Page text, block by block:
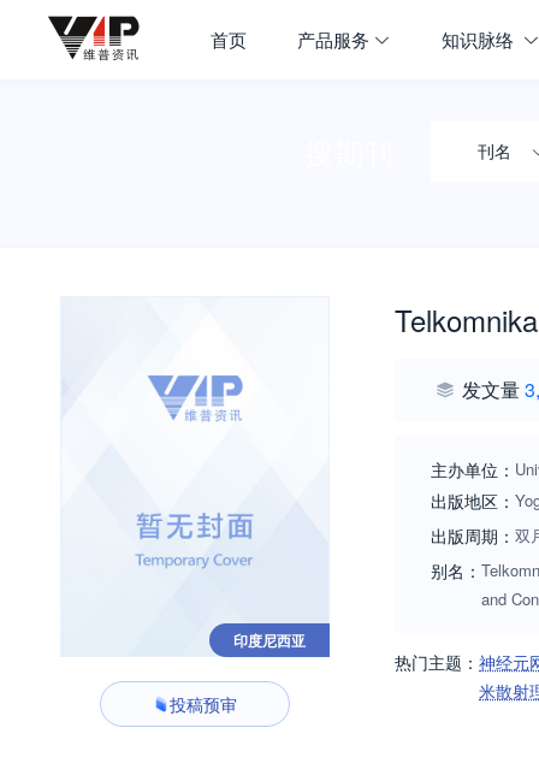
首页 产品服务 知识脉络
刊名
印度尼西亚
投稿预审
发文量
主办单位：
出版地区：
出版周期： 双
别名：
and
热门主题： 神经元
米散射